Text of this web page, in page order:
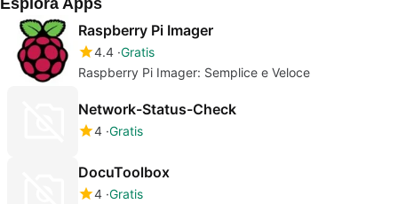
Raspberry Pi Imager
4.4 Gratis
Raspberry Pi Imager: Semplice e Veloce
Network-Status-Check
4 Gratis
DocuToolbox
4 Gratis